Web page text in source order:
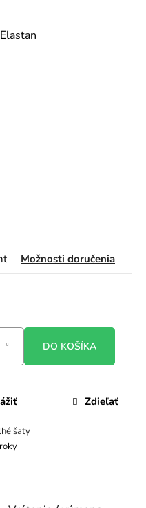
Možnosti doručenia
DO KOŠÍKA
šaty
Zdieľať